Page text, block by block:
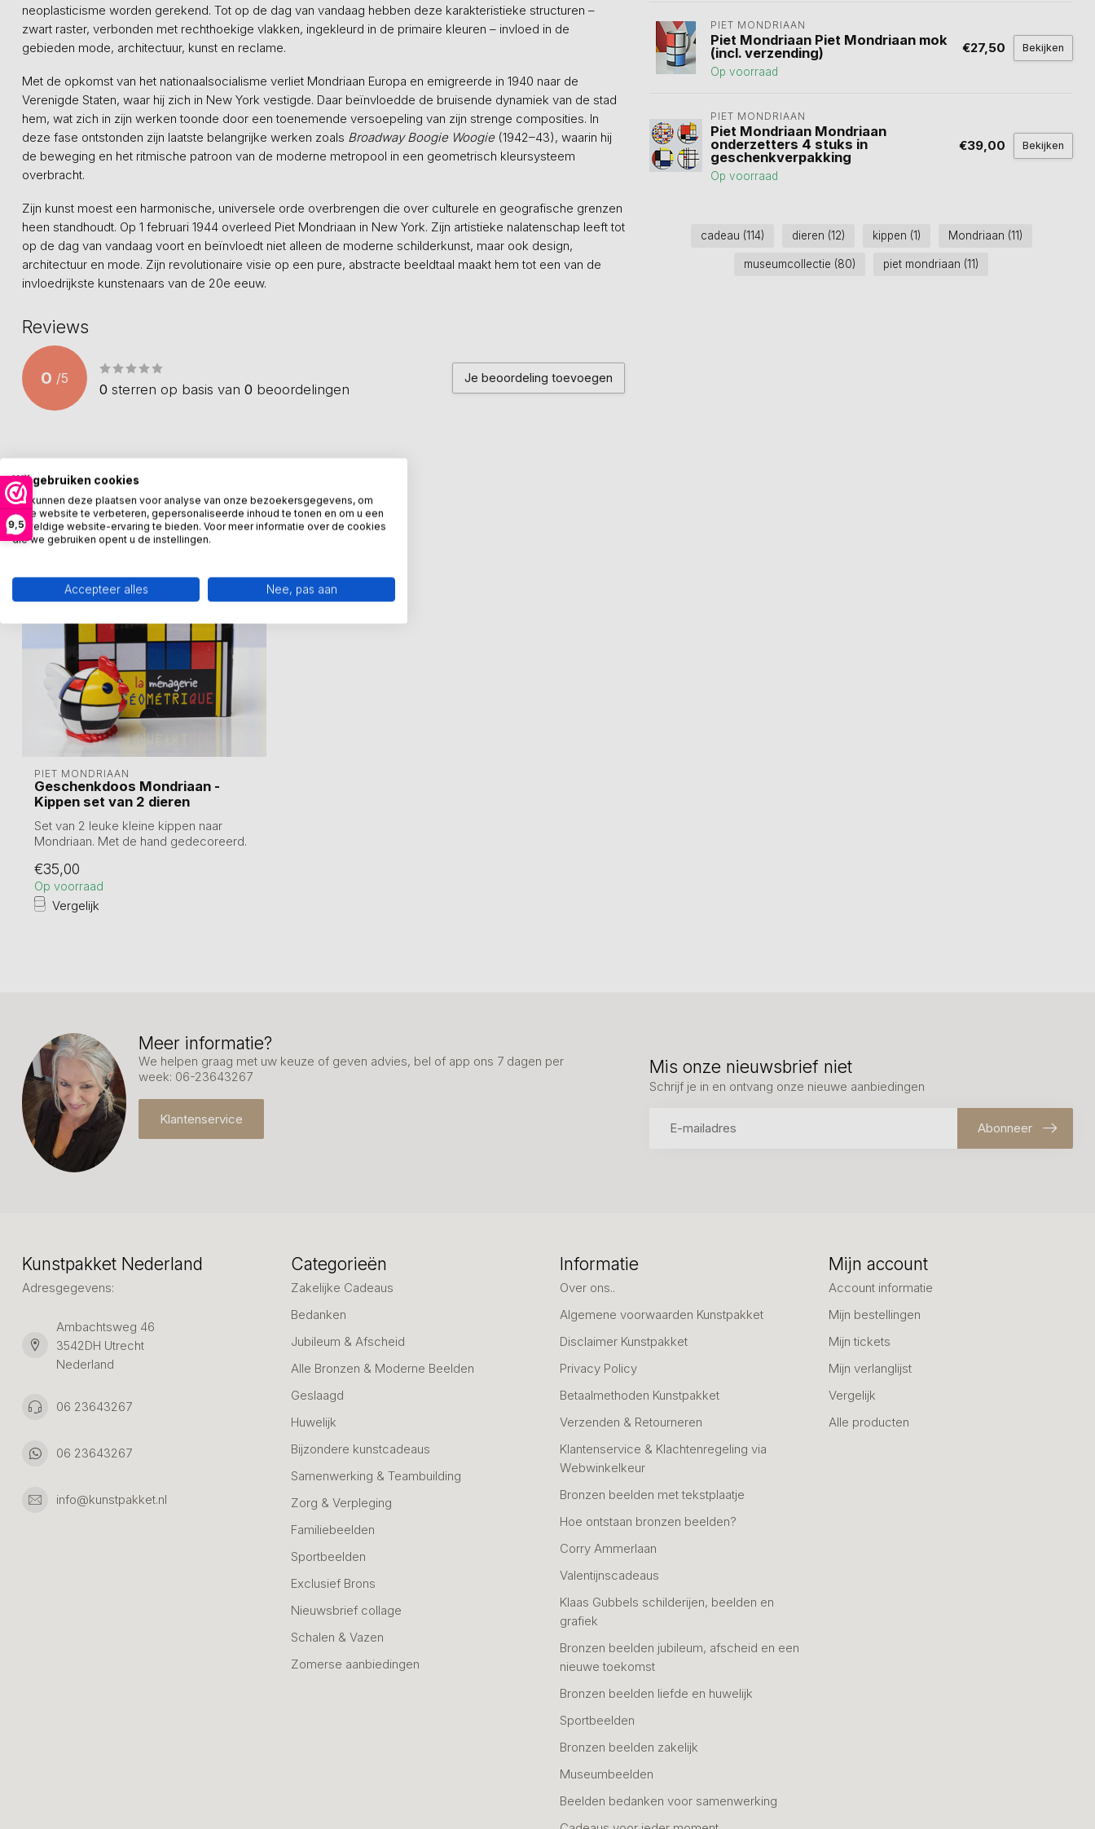
9,5
neoplasticisme worden gerekend. Tot op de dag van vandaag hebben deze karakteristieke structuren –
zwart raster, verbonden met rechthoekige vlakken, ingekleurd in de primaire kleuren – invloed in de
gebieden mode, architectuur, kunst en reclame.
Met de opkomst van het nationaalsocialisme verliet Mondriaan Europa en emigreerde in 1940 naar de
Verenigde Staten, waar hij zich in New York vestigde. Daar beïnvloedde de bruisende dynamiek van de stad
hem, wat zich in zijn werken toonde door een toenemende versoepeling van zijn strenge composities. In
deze fase ontstonden zijn laatste belangrijke werken zoals Broadway Boogie Woogie(1942–43), waarin hij
de beweging en het ritmische patroon van de moderne metropool in een geometrisch kleursysteem
overbracht.
Zijn kunst moest een harmonische, universele orde overbrengen die over culturele en geografische grenzen
heen standhoudt. Op 1 februari 1944 overleed Piet Mondriaan in New York. Zijn artistieke nalatenschap leeft tot
op de dag van vandaag voort en beïnvloedt niet alleen de moderne schilderkunst, maar ook design,
architectuur en mode. Zijn revolutionaire visie op een pure, abstracte beeldtaal maakt hem tot een van de
invloedrijkste kunstenaars van de 20e eeuw.
Reviews
0 /5
0 sterren op basis van 0 beoordelingen
Je beoordeling toevoegen
PIET MONDRIAAN
Piet Mondriaan Piet Mondriaan mok
(incl. verzending)
Op voorraad
€27,50 Bekijken
PIET MONDRIAAN
Piet Mondriaan Mondriaan
onderzetters 4 stuks in
geschenkverpakking
Op voorraad
€39,00 Bekijken
cadeau (114) dieren (12) kippen (1) Mondriaan (11)
museumcollectie (80) piet mondriaan (11)
Recent bekeken
PIET MONDRIAAN
Geschenkdoos Mondriaan -
Kippen set van 2 dieren
Set van 2 leuke kleine kippen naar
Mondriaan. Met de hand gedecoreerd.
€35,00
Op voorraad
Vergelijk
Meer informatie?
We helpen graag met uw keuze of geven advies, bel of app ons 7 dagen per
week: 06-23643267
Klantenservice
Mis onze nieuwsbrief niet
Schrijf je in en ontvang onze nieuwe aanbiedingen
Abonneer
Kunstpakket Nederland
Adresgegevens:
Ambachtsweg 46
3542DH Utrecht
Nederland
06 23643267
06 23643267
info@kunstpakket.nl
Categorieën
Zakelijke Cadeaus
Bedanken
Jubileum & Afscheid
Alle Bronzen & Moderne Beelden
Geslaagd
Huwelijk
Bijzondere kunstcadeaus
Samenwerking & Teambuilding
Zorg & Verpleging
Familiebeelden
Sportbeelden
Exclusief Brons
Nieuwsbrief collage
Schalen & Vazen
Zomerse aanbiedingen
Informatie
Over ons..
Algemene voorwaarden Kunstpakket
Disclaimer Kunstpakket
Privacy Policy
Betaalmethoden Kunstpakket
Verzenden & Retourneren
Klantenservice & Klachtenregeling via
Webwinkelkeur
Bronzen beelden met tekstplaatje
Hoe ontstaan bronzen beelden?
Corry Ammerlaan
Valentijnscadeaus
Klaas Gubbels schilderijen, beelden en
grafiek
Bronzen beelden jubileum, afscheid en een
nieuwe toekomst
Bronzen beelden liefde en huwelijk
Sportbeelden
Bronzen beelden zakelijk
Museumbeelden
Beelden bedanken voor samenwerking
Mijn account
Account informatie
Mijn bestellingen
Mijn tickets
Mijn verlanglijst
Vergelijk
Alle producten
Wij gebruiken cookies
We kunnen deze plaatsen voor analyse van onze bezoekersgegevens, om
onze website te verbeteren, gepersonaliseerde inhoud te tonen en om u een
geweldige website-ervaring te bieden. Voor meer informatie over de cookies
die we gebruiken opent u de instellingen.
Accepteer alles Nee, pas aan